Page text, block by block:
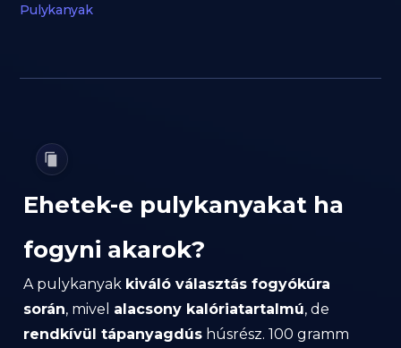
Pulykanyak
Ehetek-e pulykanyakat ha
fogyni akarok?
A pulykanyak kiváló választás fogyókúra
során, mivel alacsony kalóriatartalmú, de
rendkívül tápanyagdús húsrész. 100 gramm